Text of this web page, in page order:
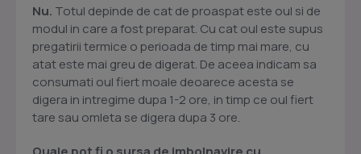
Nu. Totul depinde de cat de proaspat este oul si de
modul in care a fost preparat. Cu cat oul este supus
pregatirii termice o perioada de timp mai mare, cu
atat este mai greu de digerat. De aceea indicam sa
consumati oul fiert moale deoarece acesta se
digera in intregime dupa 1-2 ore, in timp ce oul fiert
tare sau omleta se digera dupa 3 ore.